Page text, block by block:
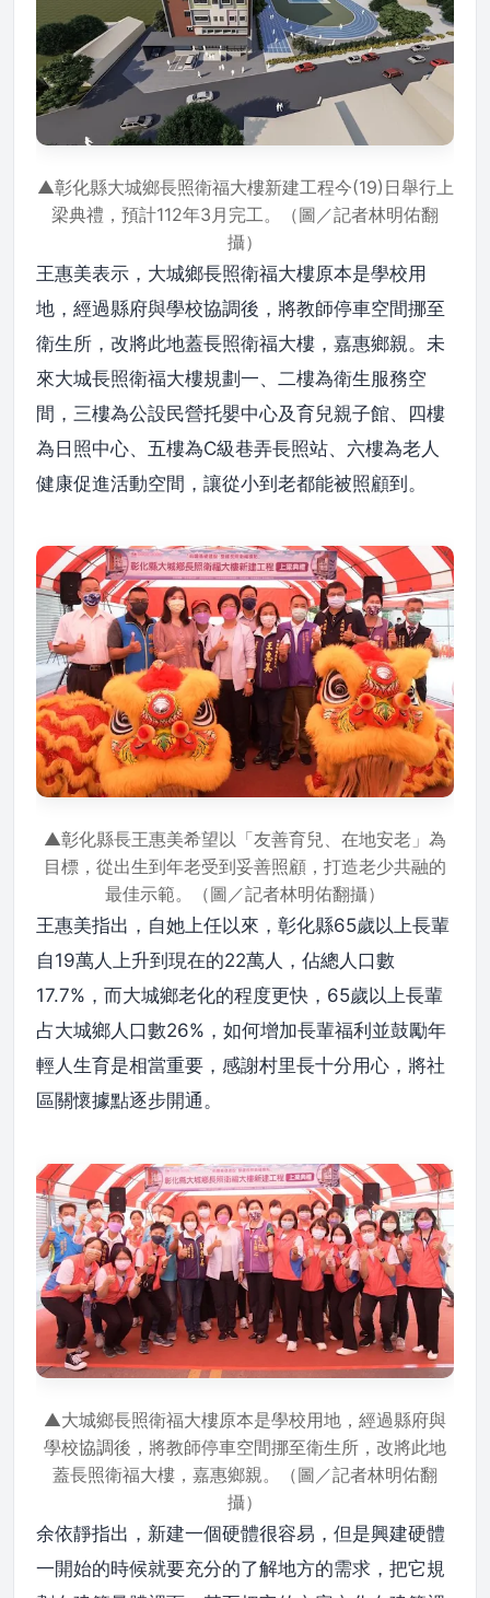
▲彰化縣大城鄉長照衛福大樓新建工程今(19)日舉行上
梁典禮，預計112年3月完工。（圖／記者林明佑翻
攝）
王惠美表示，大城鄉長照衛福大樓原本是學校用
地，經過縣府與學校協調後，將教師停車空間挪至
衛生所，改將此地蓋長照衛福大樓，嘉惠鄉親。未
來大城長照衛福大樓規劃一、二樓為衛生服務空
間，三樓為公設民營托嬰中心及育兒親子館、四樓
為日照中心、五樓為C級巷弄長照站、六樓為老人
健康促進活動空間，讓從小到老都能被照顧到。
▲彰化縣長王惠美希望以「友善育兒、在地安老」為
目標，從出生到年老受到妥善照顧，打造老少共融的
最佳示範。（圖／記者林明佑翻攝）
王惠美指出，自她上任以來，彰化縣65歲以上長輩
自19萬人上升到現在的22萬人，佔總人口數
17.7%，而大城鄉老化的程度更快，65歲以上長輩
占大城鄉人口數26%，如何增加長輩福利並鼓勵年
輕人生育是相當重要，感謝村里長十分用心，將社
區關懷據點逐步開通。
▲大城鄉長照衛福大樓原本是學校用地，經過縣府與
學校協調後，將教師停車空間挪至衛生所，改將此地
蓋長照衛福大樓，嘉惠鄉親。（圖／記者林明佑翻
攝）
余依靜指出，新建一個硬體很容易，但是興建硬體
一開始的時候就要充分的了解地方的需求，把它規